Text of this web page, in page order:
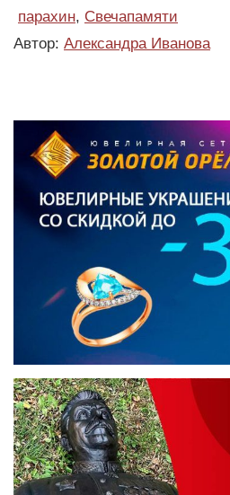
парахин, Свечапамяти
Автор: Александра Иванова